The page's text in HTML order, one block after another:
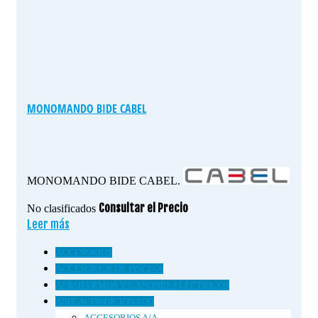
MONOMANDO BIDE CABEL
MONOMANDO BIDE CABEL.
No clasificados Consultar el Precio
Leer más
ACCESORIOS
ACCESORIOS DE PISCINA
AEROTERMOS Y CAÑONES ELÉCTRICOS
AIRE ACONDICIONADO